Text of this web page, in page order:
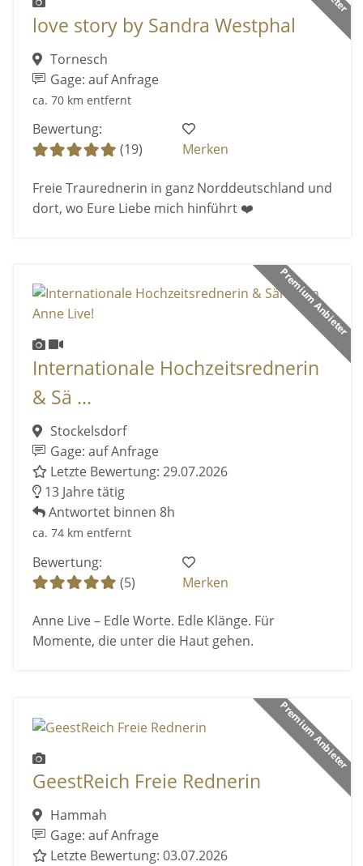
love story by Sandra Westphal
Tornesch
Gage: auf Anfrage
ca. 70 km entfernt
Bewertung:
(19)
Merken
Freie Traurednerin in ganz Norddeutschland und
dort, wo Eure Liebe mich hinführt ❤️
Premium Anbieter
Internationale Hochzeitsrednerin
& Sä ...
Stockelsdorf
Gage: auf Anfrage
Letzte Bewertung: 29.07.2026
13 Jahre tätig
Antwortet binnen 8h
ca. 74 km entfernt
Bewertung:
(5)
Merken
Anne Live – Edle Worte. Edle Klänge. Für
Momente, die unter die Haut gehen.
Premium Anbieter
GeestReich Freie Rednerin
Hammah
Gage: auf Anfrage
Letzte Bewertung: 03.07.2026